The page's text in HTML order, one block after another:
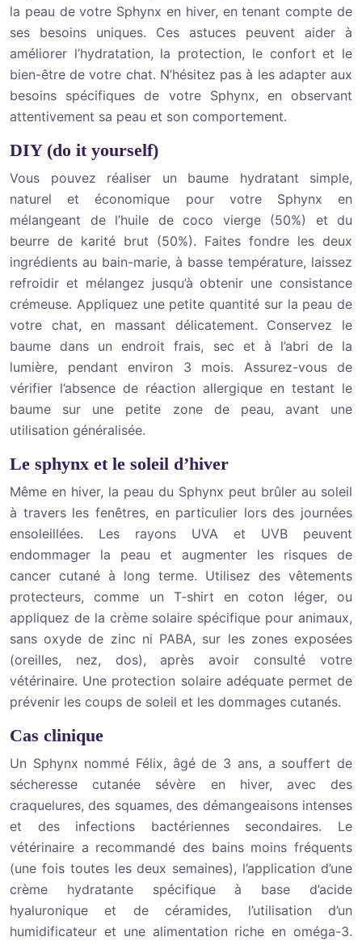
la peau de votre Sphynx en hiver, en tenant compte de
ses besoins uniques. Ces astuces peuvent aider à
améliorer l’hydratation, la protection, le confort et le
bien-être de votre chat. N’hésitez pas à les adapter aux
besoins spécifiques de votre Sphynx, en observant
attentivement sa peau et son comportement.
DIY (do it yourself)
Vous pouvez réaliser un baume hydratant simple,
naturel et économique pour votre Sphynx en
mélangeant de l’huile de coco vierge (50%) et du
beurre de karité brut (50%). Faites fondre les deux
ingrédients au bain-marie, à basse température, laissez
refroidir et mélangez jusqu’à obtenir une consistance
crémeuse. Appliquez une petite quantité sur la peau de
votre chat, en massant délicatement. Conservez le
baume dans un endroit frais, sec et à l’abri de la
lumière, pendant environ 3 mois. Assurez-vous de
vérifier l’absence de réaction allergique en testant le
baume sur une petite zone de peau, avant une
utilisation généralisée.
Le sphynx et le soleil d’hiver
Même en hiver, la peau du Sphynx peut brûler au soleil
à travers les fenêtres, en particulier lors des journées
ensoleillées. Les rayons UVA et UVB peuvent
endommager la peau et augmenter les risques de
cancer cutané à long terme. Utilisez des vêtements
protecteurs, comme un T-shirt en coton léger, ou
appliquez de la crème solaire spécifique pour animaux,
sans oxyde de zinc ni PABA, sur les zones exposées
(oreilles, nez, dos), après avoir consulté votre
vétérinaire. Une protection solaire adéquate permet de
prévenir les coups de soleil et les dommages cutanés.
Cas clinique
Un Sphynx nommé Félix, âgé de 3 ans, a souffert de
sécheresse cutanée sévère en hiver, avec des
craquelures, des squames, des démangeaisons intenses
et des infections bactériennes secondaires. Le
vétérinaire a recommandé des bains moins fréquents
(une fois toutes les deux semaines), l’application d’une
crème hydratante spécifique à base d’acide
hyaluronique et de céramides, l’utilisation d’un
humidificateur et une alimentation riche en oméga-3.